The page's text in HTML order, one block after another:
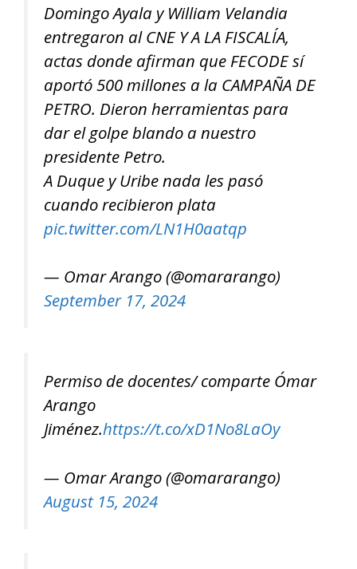
Domingo Ayala y William Velandia
entregaron al CNE Y A LA FISCALÍA,
actas donde afirman que FECODE sí
aportó 500 millones a la CAMPAÑA DE
PETRO. Dieron herramientas para
dar el golpe blando a nuestro
presidente Petro.
A Duque y Uribe nada les pasó
cuando recibieron plata
pic.twitter.com/LN1H0aatqp
— Omar Arango (@omararango)
September 17, 2024
Permiso de docentes/ comparte Ómar
Arango
Jiménez.https://t.co/xD1No8LaOy
— Omar Arango (@omararango)
August 15, 2024